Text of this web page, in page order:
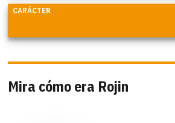
CARÁCTER
Mira cómo era Rojin